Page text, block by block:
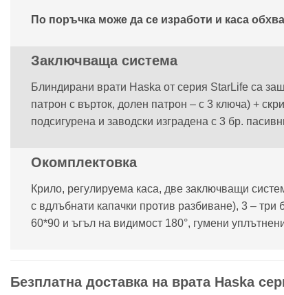
По поръчка може да се изработи и каса
Заключваща система
Блиндирани врати Haska от серия StarLife са
патрон с върток, долен патрон – с 3 ключа) +
подсигурена и заводски изградена с 3 бр.
Окомплектовка
Крило, регулируема каса, две заключващи
с вдлъбнати капачки против разбиване), 3 –
60*90 и ъгъл на видимост 180°, гумени
Безплатна доставка на врата Haska